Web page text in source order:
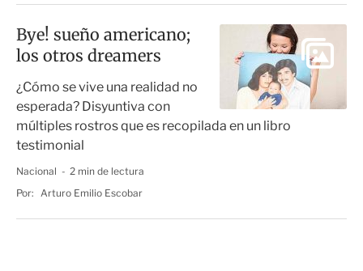
Bye! sueño americano;
los otros dreamers
¿Cómo se vive una realidad no
esperada? Disyuntiva con
múltiples rostros que es recopilada en un libro
testimonial
Nacional
2 min de lectura
Por: Arturo Emilio Escobar